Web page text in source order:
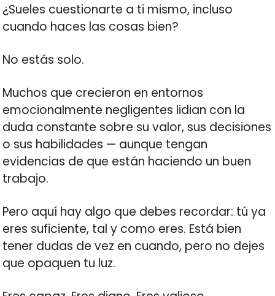
¿Sueles cuestionarte a ti mismo, incluso
cuando haces las cosas bien?
No estás solo.
Muchos que crecieron en entornos
emocionalmente negligentes lidian con la
duda constante sobre su valor, sus decisiones
o sus habilidades — aunque tengan
evidencias de que están haciendo un buen
trabajo.
Pero aquí hay algo que debes recordar: tú ya
eres suficiente, tal y como eres. Está bien
tener dudas de vez en cuando, pero no dejes
que opaquen tu luz.